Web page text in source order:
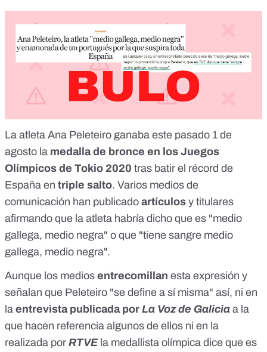
La atleta Ana Peleteiro ganaba este pasado 1 de
agosto la medalla de bronce en los Juegos
Olímpicos de Tokio 2020 tras batir el récord de
España en triple salto. Varios medios de
comunicación han publicado artículos y titulares
afirmando que la atleta habría dicho que es "medio
gallega, medio negra" o que "tiene sangre medio
gallega, medio negra".
Aunque los medios entrecomillan esta expresión y
señalan que Peleteiro "se define a sí misma" así, ni en
la entrevista publicada por La Voz de Galicia a la
que hacen referencia algunos de ellos ni en la
realizada por RTVEla medallista olímpica dice que es